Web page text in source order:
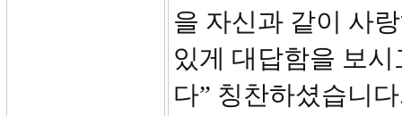
을 자신과 같이 사
있게 대답함을 보
다” 칭찬하셨습니